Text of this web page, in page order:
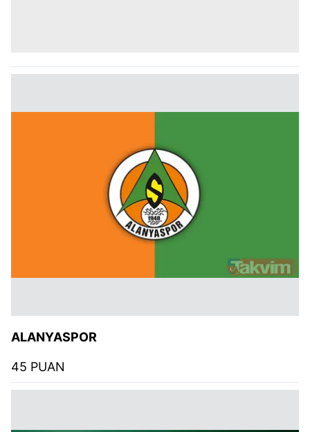
ALANYASPOR
45 PUAN